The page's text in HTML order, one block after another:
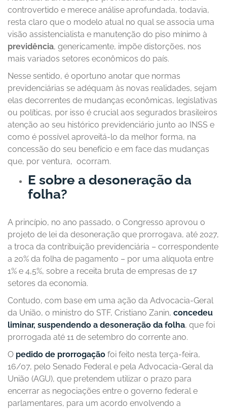
controvertido e merece análise aprofundada, todavia,
resta claro que o modelo atual no qual se associa uma
visão assistencialista e manutenção do piso mínimo à
previdência, genericamente, impõe distorções, nos
mais variados setores econômicos do país.
Nesse sentido, é oportuno anotar que normas
previdenciárias se adéquam às novas realidades, sejam
elas decorrentes de mudanças econômicas, legislativas
ou políticas, por isso é crucial aos segurados brasileiros
atenção ao seu histórico previdenciário junto ao INSS e
como é possível aproveitá-lo da melhor forma, na
concessão do seu benefício e em face das mudanças
que, por ventura, ocorram.
E sobre a desoneração da
folha?
A princípio, no ano passado, o Congresso aprovou o
projeto de lei da desoneração que prorrogava, até 2027,
a troca da contribuição previdenciária – correspondente
a 20% da folha de pagamento – por uma alíquota entre
1% e 4,5%, sobre a receita bruta de empresas de 17
setores da economia.
Contudo, com base em uma ação da Advocacia-Geral
da União, o ministro do STF, Cristiano Zanin, concedeu
liminar, suspendendo a desoneração da folha, que foi
prorrogada até 11 de setembro do corrente ano.
O pedido de prorrogação foi feito nesta terça-feira,
16/07, pelo Senado Federal e pela Advocacia-Geral da
União (AGU), que pretendem utilizar o prazo para
encerrar as negociações entre o governo federal e
parlamentares, para um acordo envolvendo a